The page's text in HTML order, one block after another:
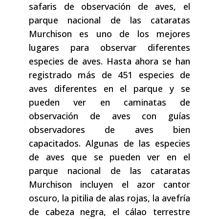
safaris de observación de aves, el
parque nacional de las cataratas
Murchison es uno de los mejores
lugares para observar diferentes
especies de aves. Hasta ahora se han
registrado más de 451 especies de
aves diferentes en el parque y se
pueden ver en caminatas de
observación de aves con guías
observadores de aves bien
capacitados. Algunas de las especies
de aves que se pueden ver en el
parque nacional de las cataratas
Murchison incluyen el azor cantor
oscuro, la pitilia de alas rojas, la avefría
de cabeza negra, el cálao terrestre